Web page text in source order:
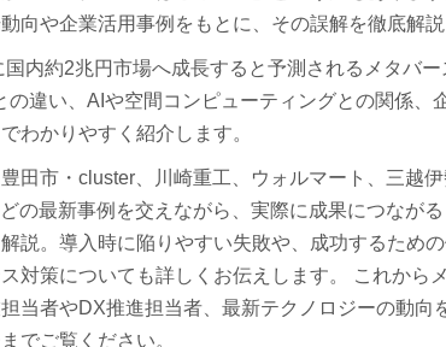
向や企業活用事例をもとに、その誤解を徹底解説
国内約2兆円市場へ成長すると予測されるメタバ
の違い、AIや空間コンピューティングとの関係、
わかりやすく紹介します。
田市・cluster、川崎重工、ウォルマート、三越
の最新事例を交えながら、実際に成果につなが
説。導入時に陥りやすい失敗や、成功するため
対策についても詳しくお伝えします。 これから
当者やDX推進担当者、最新テクノロジーの動向
でご覧ください。